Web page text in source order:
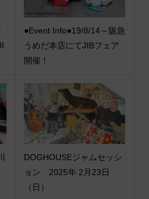
●Event Info●19/8/14～阪急
うめだ本店にてJIBフェア
開催！
DOGHOUSEジャムセッシ
ョン 2025年 2月23日
（日）